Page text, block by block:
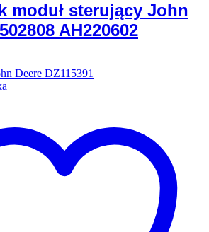
moduł sterujący John
AH220602